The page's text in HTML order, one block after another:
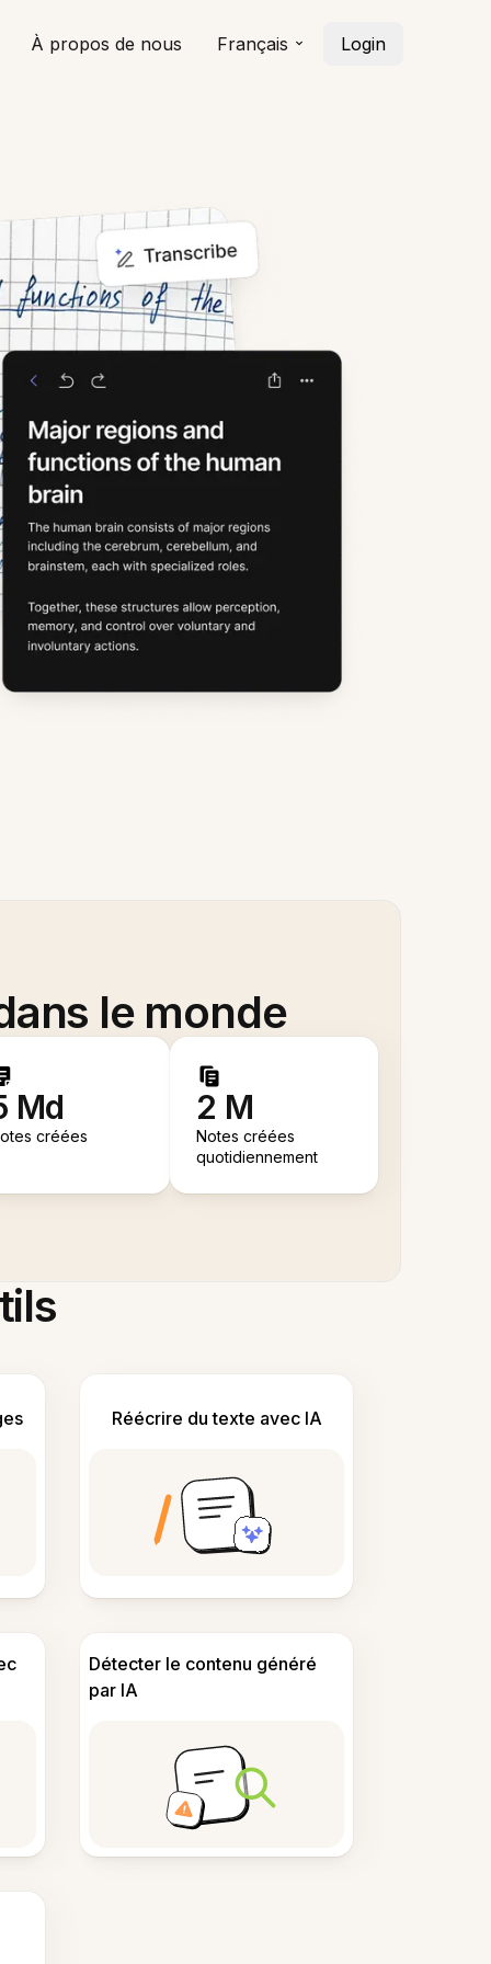
À propos de nous Français Login
le monde
Md
créées
2 M
Notes créées
quotidiennement
Réécrire du texte avec IA
Détecter le contenu généré
par IA